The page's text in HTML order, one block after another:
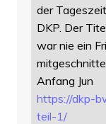
der
DKP. Der
war nie ein
Anfang Jun
https://dkp-
teil-1/